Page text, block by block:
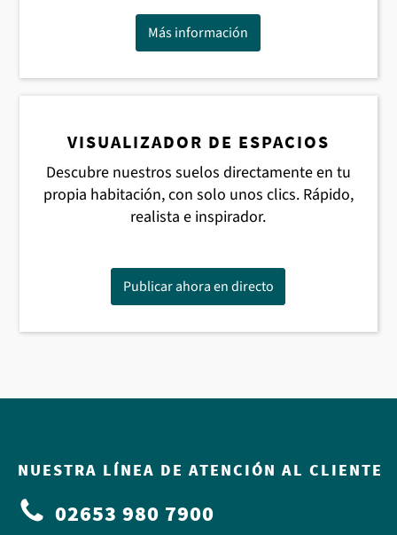
Más información
VISUALIZADOR DE ESPACIOS
Descubre nuestros suelos directamente en tu
propia habitación, con solo unos clics. Rápido,
realista e inspirador.
Publicar ahora en directo
NUESTRA LÍNEA DE ATENCIÓN AL CLIENTE
02653 980 7900